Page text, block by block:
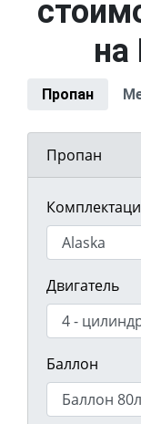
на
Пропан
Пропан
Двигатель
Баллон